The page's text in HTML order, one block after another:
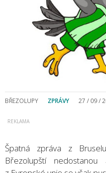
BŘEZOLUPY ZPRÁVY 27 / 09 /
Špatná zpráva z
Březolupští